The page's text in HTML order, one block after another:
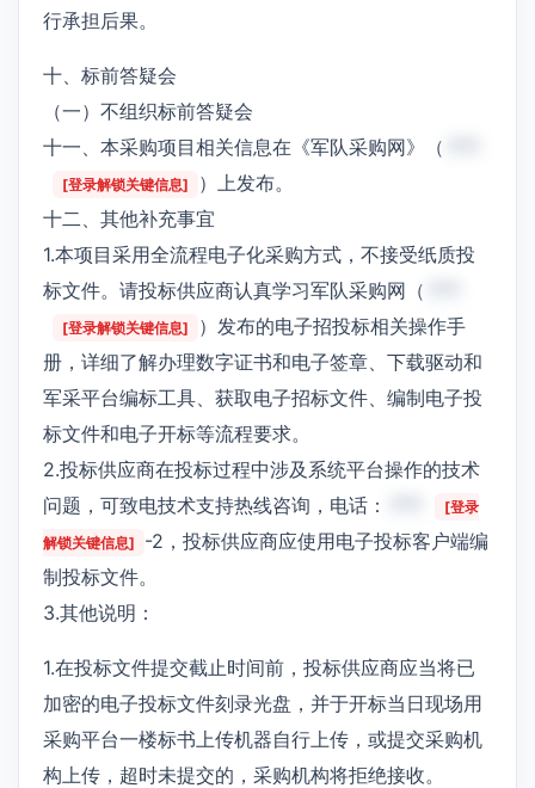
行承担后果。
十、标前答疑会
（一）不组织标前答疑会
十一、本采购项目相关信息在《军队采购网》（
[登录解锁关键信息]
）上发布。
十二、其他补充事宜
1.本项目采用全流程电子化采购方式，不接受纸质投
标文件。请投标供应商认真学习军队采购网（
[登录解锁关键信息]
）发布的电子招投标相关操作手
册，详细了解办理数字证书和电子签章、下载驱动和
军采平台编标工具、获取电子招标文件、编制电子投
标文件和电子开标等流程要求。
2.投标供应商在投标过程中涉及系统平台操作的技术
问题，可致电技术支持热线咨询，电话：
[登录
解锁关键信息]
-2，投标供应商应使用电子投标客户端编
制投标文件。
3.其他说明：
1.在投标文件提交截止时间前，投标供应商应当将已
加密的电子投标文件刻录光盘，并于开标当日现场用
采购平台一楼标书上传机器自行上传，或提交采购机
构上传，超时未提交的，采购机构将拒绝接收。